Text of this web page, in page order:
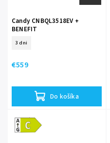
Candy CNBQL3518EV +
BENEFIT
3 dni
€559
Do košíka
Energetická
trieda C